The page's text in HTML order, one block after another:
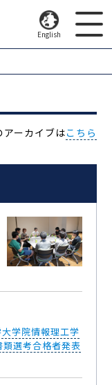
English
アーカイブはこちら
学院情報理工学
選考合格者発表